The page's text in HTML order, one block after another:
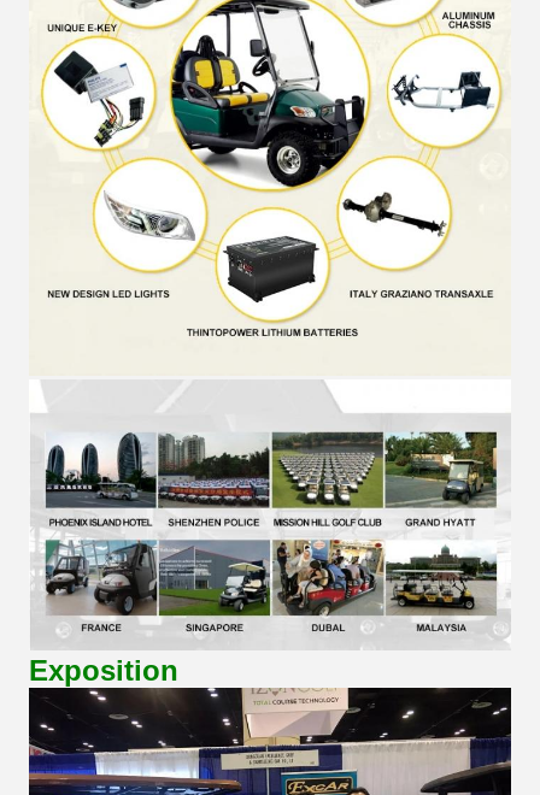
Exposition